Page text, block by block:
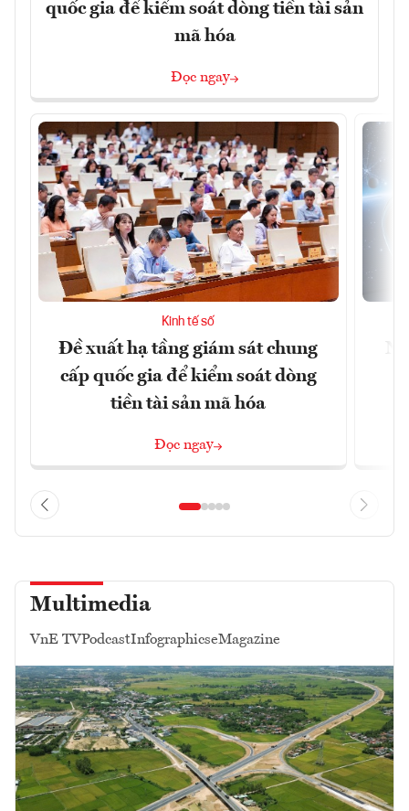
quốc gia để kiểm soát dòng tiền tài sản
mã hóa
Đọc ngay
Kinh tế số
Đề xuất hạ tầng giám sát chung
cấp quốc gia để kiểm soát dòng
tiền tài sản mã hóa
Đọc ngay
Multimedia
VnE TVPodcastInfographicseMagazine